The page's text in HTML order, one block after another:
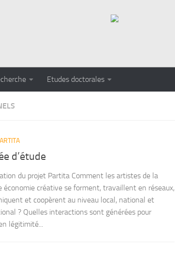
Etudes doctorales
d’étude
du projet Partita Comment les artistes de la
économie créative se forment, travaillent en réseaux,
et coopèrent au niveau local, national et
? Quelles interactions sont générées pour
légitimité...